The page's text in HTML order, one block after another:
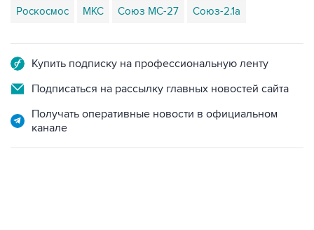
Подписаться на рассылку главных новостей сайта
Получать оперативные новости в официальном